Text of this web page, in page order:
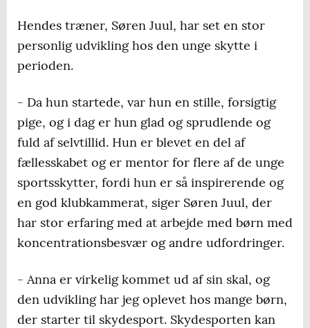
Hendes træner, Søren Juul, har set en stor
personlig udvikling hos den unge skytte i
perioden.
- Da hun startede, var hun en stille, forsigtig
pige, og i dag er hun glad og sprudlende og
fuld af selvtillid. Hun er blevet en del af
fællesskabet og er mentor for flere af de unge
sportsskytter, fordi hun er så inspirerende og
en god klubkammerat, siger Søren Juul, der
har stor erfaring med at arbejde med børn med
koncentrationsbesvær og andre udfordringer.
- Anna er virkelig kommet ud af sin skal, og
den udvikling har jeg oplevet hos mange børn,
der starter til skydesport. Skydesporten kan